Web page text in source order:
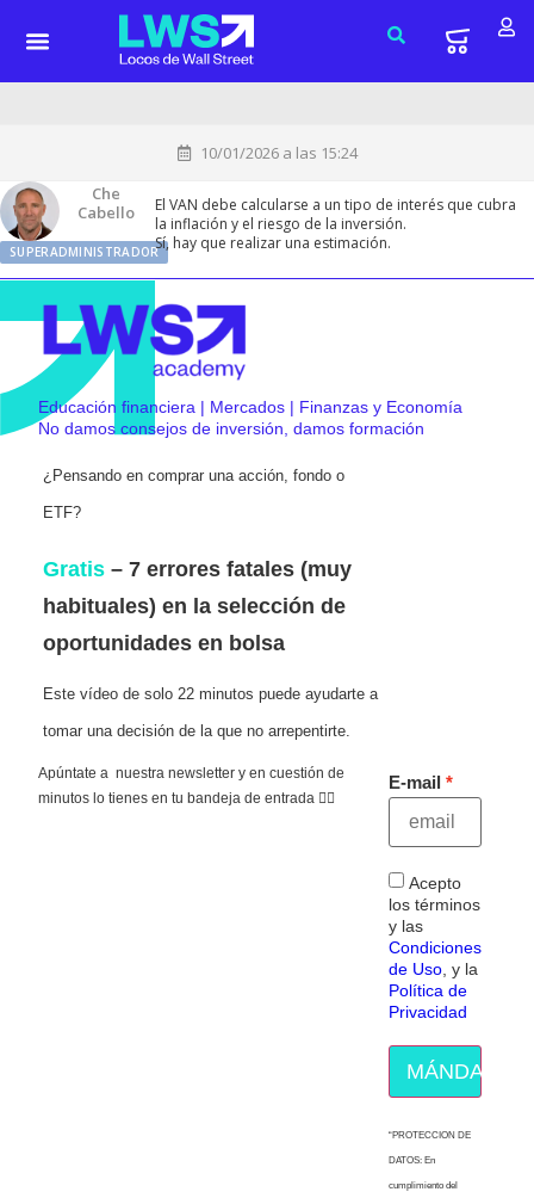
10/01/2026 a las 15:24
Che
Cabello
SUPERADMINISTRADOR
El VAN debe calcularse a un tipo de interés que cubra
la inflación y el riesgo de la inversión.
Sí, hay que realizar una estimación.
Educación financiera | Mercados | Finanzas y Economía
No damos consejos de inversión, damos formación
¿Pensando en comprar una acción, fondo o
ETF?
Gratis – 7 errores fatales (muy
habituales) en la selección de
oportunidades en bolsa
Este vídeo de solo 22 minutos puede ayudarte a
tomar una decisión de la que no arrepentirte.
Apúntate a nuestra newsletter y en cuestión de
minutos lo tienes en tu bandeja de entrada 👇🏻
E-mail
Acepto
los términos
y las
Condiciones
de Uso, y la
Política de
Privacidad
MÁNDAME
“PROTECCION DE
DATOS: En
cumplimiento del